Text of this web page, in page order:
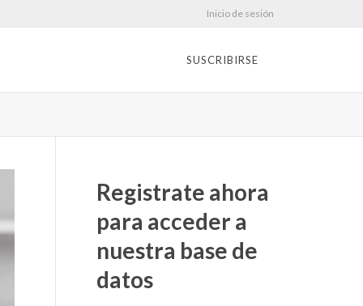
Inicio de sesión
SUSCRIBIRSE
Registrate ahora
para acceder a
nuestra base de
datos